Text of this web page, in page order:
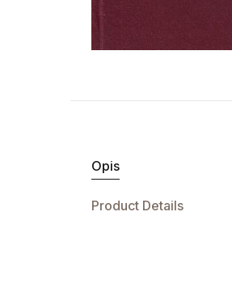
Opis
Product Details